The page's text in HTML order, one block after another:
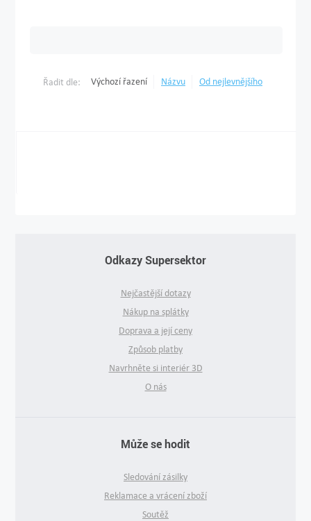
Řadit dle: Výchozí řazení Názvu Od nejlevnějšího
Odkazy Supersektor
Nejčastější dotazy
Nákup na splátky
Doprava a její ceny
Způsob platby
Navrhněte si interiér 3D
O nás
Může se hodit
Sledování zásilky
Reklamace a vrácení zboží
Soutěž